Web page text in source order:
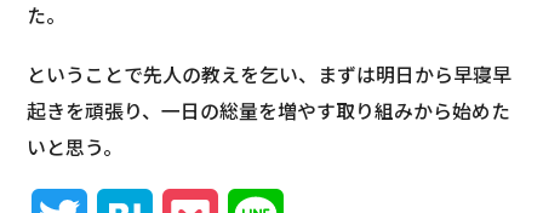
た。
ということで先人の教えを乞い、まずは明日から早寝早
起きを頑張り、一日の総量を増やす取り組みから始めた
いと思う。